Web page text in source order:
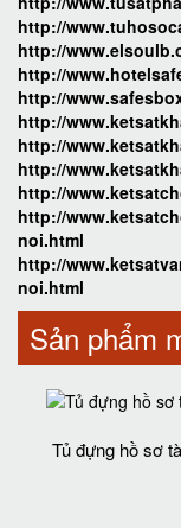
http://
http://
http://
http://
http://
http://
http://
http://
http://
noi.html
http://
noi.html
Sản phẩm
Tủ đựng hồ sơ